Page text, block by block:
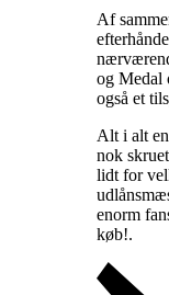
Af
og Medal
også et
Alt i alt
nok
lidt for
enorm
køb!.